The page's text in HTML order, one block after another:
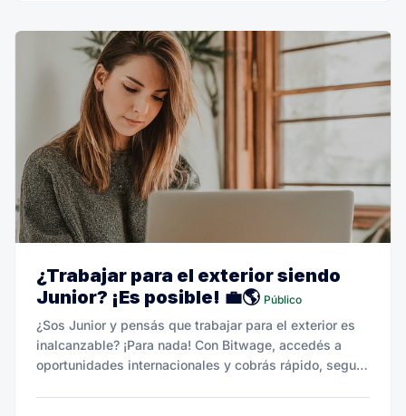
¿Trabajar para el exterior siendo
Junior? ¡Es posible! 💼🌎 Público
¿Sos Junior y pensás que trabajar para el exterior es
inalcanzable? ¡Para nada! Con Bitwage, accedés a
oportunidades internacionales y cobrás rápido, seguro